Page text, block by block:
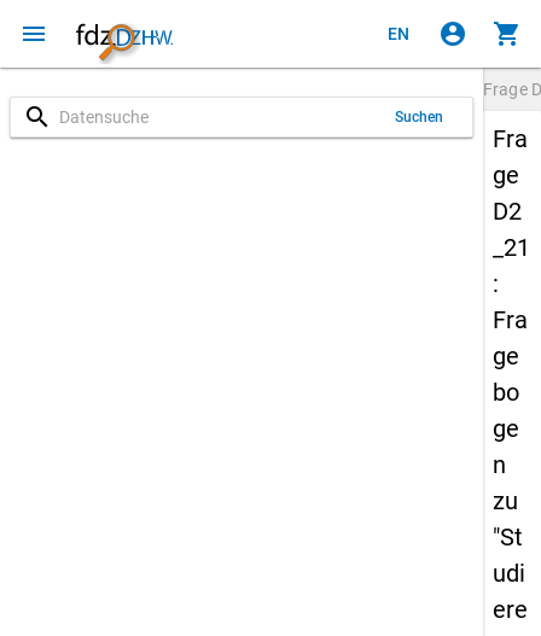
menu EN account_circle shopping_cart
search Suchen
Frage
Fra
ge
D2
_21
:
Fra
ge
bo
ge
n
zu
"St
udi
ere